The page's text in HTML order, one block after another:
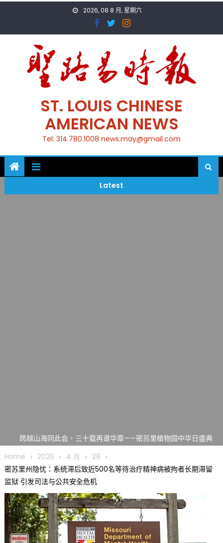
2026, 08 8 月, 星期六
ST. LOUIS CHINESE
AMERICAN NEWS
Tel: 314.780.1008 news.may@gmail.com
Latest
跨越山海同此会，三十载再谱华章——密苏里植物园中华日盛典
圆满举行
圣路易龙舟俱乐部5月16日龙舟体验日 邀请各界亲身体验划行乐
趣 + 水上竞速魅力
三十二载跨越时空的相逢
执掌密苏里植物园近四十年 致力推动全球植物多样性研究与中美
合作 Peter Raven 博士逝世 享年89岁
一晃三十年，初夏又相逢。中华日，等你来赴约 —— 密苏里植物
园“中华日三十周年特别报道（五）
Home 2026 4 月
28
密苏里州隐忧：系统滞后致近500名等待治疗精神病被拘者长期滞留
监狱 引发司法与公共安全危机